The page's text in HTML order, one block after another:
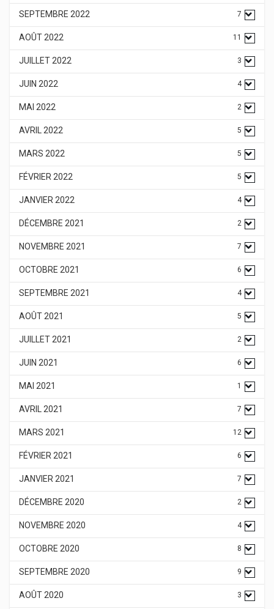
SEPTEMBRE 2022 7
AOÛT 2022 11
JUILLET 2022 3
JUIN 2022 4
MAI 2022 2
AVRIL 2022 5
MARS 2022 5
FÉVRIER 2022 5
JANVIER 2022 4
DÉCEMBRE 2021 2
NOVEMBRE 2021 7
OCTOBRE 2021 6
SEPTEMBRE 2021 4
AOÛT 2021 5
JUILLET 2021 2
JUIN 2021 6
MAI 2021 1
AVRIL 2021 7
MARS 2021 12
FÉVRIER 2021 6
JANVIER 2021 7
DÉCEMBRE 2020 2
NOVEMBRE 2020 4
OCTOBRE 2020 8
SEPTEMBRE 2020 9
AOÛT 2020 3